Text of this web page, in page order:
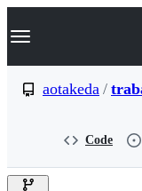
k
p
e
Navigation
aotakeda /
Code